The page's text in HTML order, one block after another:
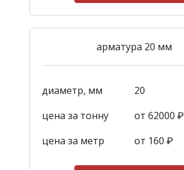
арматура 20 мм
диаметр, мм
20
цена за тонну
от 62000 ₽
цена за метр
от 160 ₽